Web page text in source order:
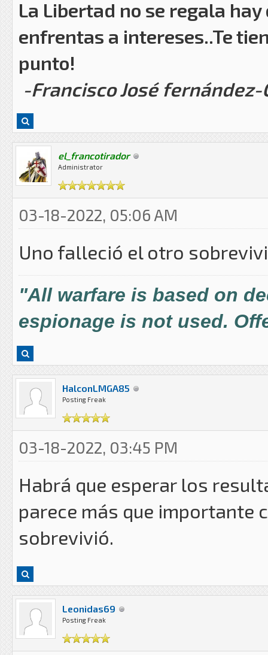
La Libertad no se regala
enfrentas a intereses..Te
punto!
-Francisco José
el_francotirador
Administrator
03-18-2022, 05:06 AM
Uno falleció el otro
"All warfare is based on
espionage is not used.
HalconLMGA85
Posting Freak
03-18-2022, 03:45 PM
Habrá que esperar los
parece más que importante
sobrevivió.
Leonidas69
Posting Freak